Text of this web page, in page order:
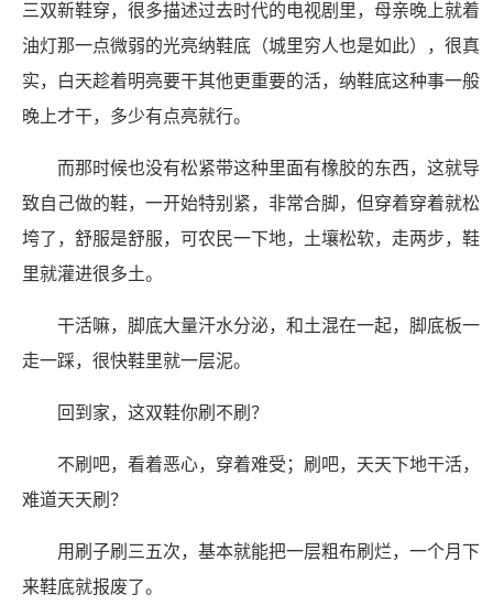
三双新鞋穿，很多描述过去时代的电视剧里，母亲晚上就着
油灯那一点微弱的光亮纳鞋底（城里穷人也是如此），很真
实，白天趁着明亮要干其他更重要的活，纳鞋底这种事一般
晚上才干，多少有点亮就行。
而那时候也没有松紧带这种里面有橡胶的东西，这就导
致自己做的鞋，一开始特别紧，非常合脚，但穿着穿着就松
垮了，舒服是舒服，可农民一下地，土壤松软，走两步，鞋
里就灌进很多土。
干活嘛，脚底大量汗水分泌，和土混在一起，脚底板一
走一踩，很快鞋里就一层泥。
回到家，这双鞋你刷不刷？
不刷吧，看着恶心，穿着难受；刷吧，天天下地干活，
难道天天刷？
用刷子刷三五次，基本就能把一层粗布刷烂，一个月下
来鞋底就报废了。